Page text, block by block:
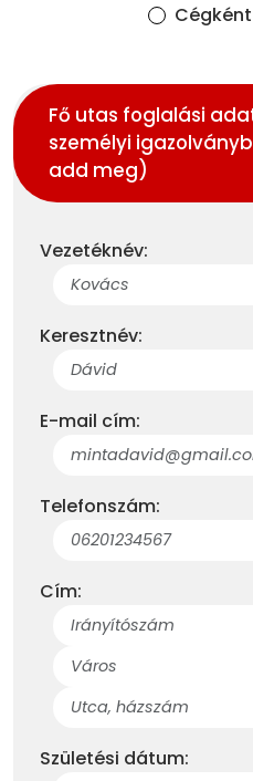
Fő utas foglalási
személyi
add meg)
Vezetéknév:
Keresztnév:
E-mail cím:
Telefonszám:
Cím:
Születési dátum: